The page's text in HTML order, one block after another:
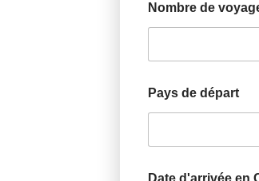
Nombre de
Pays de départ
Date d'arrivée en